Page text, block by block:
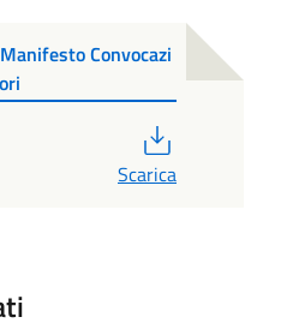
Convocazi
Scarica